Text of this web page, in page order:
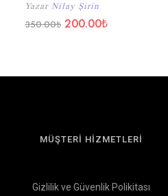
Yazar Nilay Şirin
350.00₺ 200.00₺
MÜŞTERİ HİZMETLERİ
Gizlilik ve Güvenlik Polikitası